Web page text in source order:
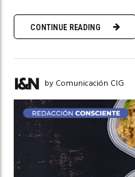
CONTINUE READING
by Comunicación CIG